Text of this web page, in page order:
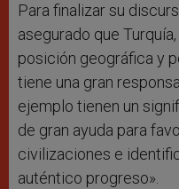
Para finalizar su
asegurado que
posición geográfica y
tiene una gran
ejemplo tienen un
de gran ayuda para
civilizaciones e
auténtico progreso».